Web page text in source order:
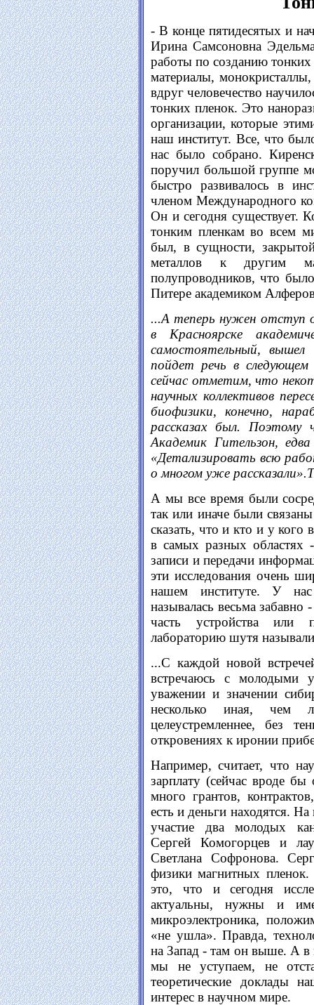
- В конце пятидесятых и
Ирина Самсоновна
работы по созданию
материалы,
вдруг человечество
тонких пленок. Это
организации, которые
наш институт. Все, что
нас было собрано.
поручил большой группе
быстро развивалось в
членом Международного
Он и сегодня существует.
тонким пленкам во всем
был, в сущности,
металлов к другим
полупроводников, что
Питере академиком
...А теперь нужен отступ
в Красноярске
самостоятельный,
пойдет речь в
сейчас отметим, что
научных коллективов
биофизики, конечно,
рассказах был. Поэтому
Академик Гительзон,
«Детализировать всю
о многом уже
А мы все время были
так или иначе были
сказать, что и кто и у
в самых разных областях
записи и передачи
эти исследования очень
нашем институте. У
называлась весьма
часть устройства или
лабораторию шутя
...С каждой новой
встречаюсь с молодыми
уважении и значении
несколько иная, чем
целеустремленнее, без
откровениях к иронии
Например, считает, что
зарплату (сейчас вроде
много грантов,
есть и деньги находятся.
участие два молодых
Сергей Комогорцев и
Светлана Софронова.
физики магнитных
это, что и сегодня
актуальны, нужны и
микроэлектроника,
«не ушла». Правда,
на Запад - там он выше. А в
мы не уступаем, не
теоретические доклады
интерес в научном мире.